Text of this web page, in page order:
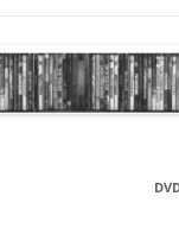
IMPRESSUM